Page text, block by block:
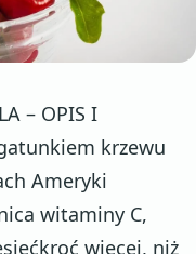
– OPIS I
krzewu
Ameryki
witaminy C,
więcej, niż